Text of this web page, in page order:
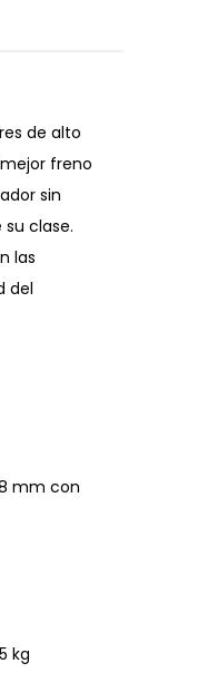
de alto
freno
sin
clase.
las
del
mm con
kg